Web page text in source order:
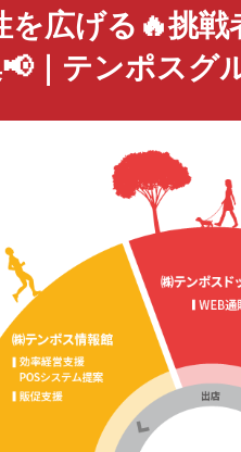
を広げる🔥挑
｜テンポスグ